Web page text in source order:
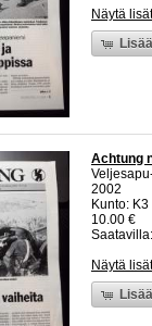
Näytä
Achtung
2002
Kunto:
10.00 €
Näytä